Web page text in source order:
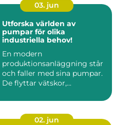
03. jun
Utforska världen av
pumpar för olika
industriella behov!
En modern
produktionsanläggning står
och faller med sina pumpar.
De flyttar vätskor,...
02. jun